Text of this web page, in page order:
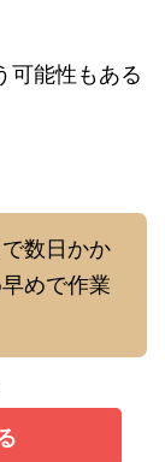
可能性もある
数日かか
めで作業